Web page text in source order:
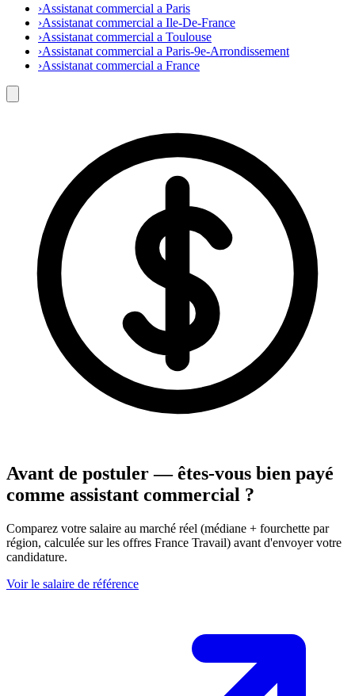
›Assistanat commercial a Paris
›Assistanat commercial a Ile-De-France
›Assistanat commercial a Toulouse
›Assistanat commercial a Paris-9e-Arrondissement
›Assistanat commercial a France
Avant de postuler — êtes-vous bien payé
comme assistant commercial ?
Comparez votre salaire au marché réel (médiane + fourchette par
région, calculée sur les offres France Travail) avant d'envoyer votre
candidature.
Voir le salaire de référence